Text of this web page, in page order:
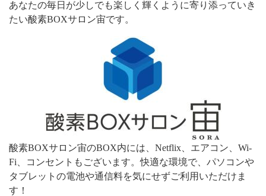
あなたの毎日が少しでも楽しく輝くように寄り添っていき
たい酸素BOXサロン宙です。
酸素BOXサロン宙のBOX内には、Netflix、エアコン、Wi-
Fi、コンセントもございます。快適な環境で、パソコンや
タブレットの電池や通信料を気にせずご利用いただけま
す！